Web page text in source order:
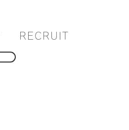
RECRUIT